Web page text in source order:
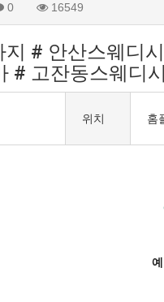
0 16549
# 안산스웨디
# 고잔동스웨디
위치 홈